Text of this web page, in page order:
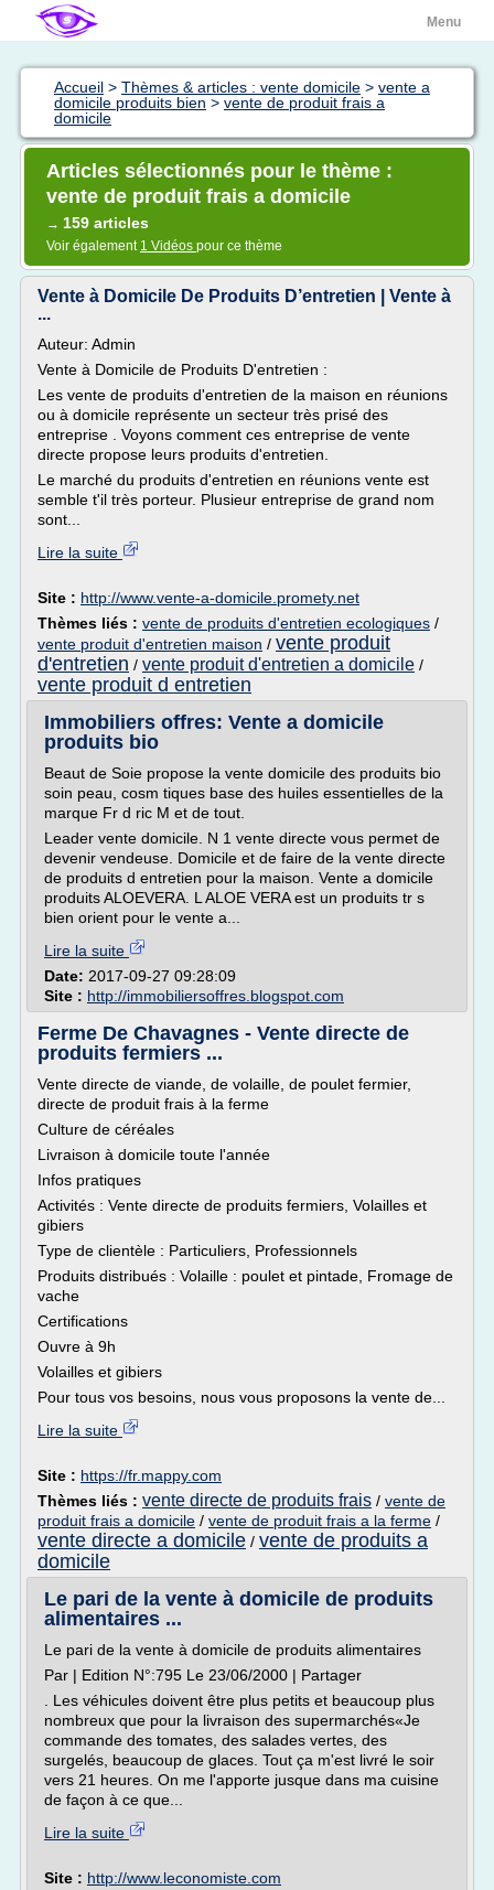
Menu
Accueil > Thèmes & articles : vente domicile > vente a
domicile produits bien > vente de produit frais a
domicile
Articles sélectionnés pour le thème :
vente de produit frais a domicile
→ 159 articles
Voir également 1 Vidéos pour ce thème
Vente à Domicile De Produits D’entretien | Vente à
...
Auteur: Admin
Vente à Domicile de Produits D'entretien :
Les vente de produits d'entretien de la maison en réunions
ou à domicile représente un secteur très prisé des
entreprise . Voyons comment ces entreprise de vente
directe propose leurs produits d'entretien.
Le marché du produits d'entretien en réunions vente est
semble t'il très porteur. Plusieur entreprise de grand nom
sont...
Lire la suite
Site : http://www.vente-a-domicile.promety.net
Thèmes liés : vente de produits d'entretien ecologiques /
vente produit d'entretien maison / vente produit
d'entretien / vente produit d'entretien a domicile /
vente produit d entretien
Immobiliers offres: Vente a domicile
produits bio
Beaut de Soie propose la vente domicile des produits bio
soin peau, cosm tiques base des huiles essentielles de la
marque Fr d ric M et de tout.
Leader vente domicile. N 1 vente directe vous permet de
devenir vendeuse. Domicile et de faire de la vente directe
de produits d entretien pour la maison. Vente a domicile
produits ALOEVERA. L ALOE VERA est un produits tr s
bien orient pour le vente a...
Lire la suite
Date: 2017-09-27 09:28:09
Site : http://immobiliersoffres.blogspot.com
Ferme De Chavagnes - Vente directe de
produits fermiers ...
Vente directe de viande, de volaille, de poulet fermier,
directe de produit frais à la ferme
Culture de céréales
Livraison à domicile toute l'année
Infos pratiques
Activités : Vente directe de produits fermiers, Volailles et
gibiers
Type de clientèle : Particuliers, Professionnels
Produits distribués : Volaille : poulet et pintade, Fromage de
vache
Certifications
Ouvre à 9h
Volailles et gibiers
Pour tous vos besoins, nous vous proposons la vente de...
Lire la suite
Site : https://fr.mappy.com
Thèmes liés : vente directe de produits frais / vente de
produit frais a domicile / vente de produit frais a la ferme /
vente directe a domicile / vente de produits a
domicile
Le pari de la vente à domicile de produits
alimentaires ...
Le pari de la vente à domicile de produits alimentaires
Par | Edition N°:795 Le 23/06/2000 | Partager
. Les véhicules doivent être plus petits et beaucoup plus
nombreux que pour la livraison des supermarchés«Je
commande des tomates, des salades vertes, des
surgelés, beaucoup de glaces. Tout ça m'est livré le soir
vers 21 heures. On me l'apporte jusque dans ma cuisine
de façon à ce que...
Lire la suite
Site : http://www.leconomiste.com